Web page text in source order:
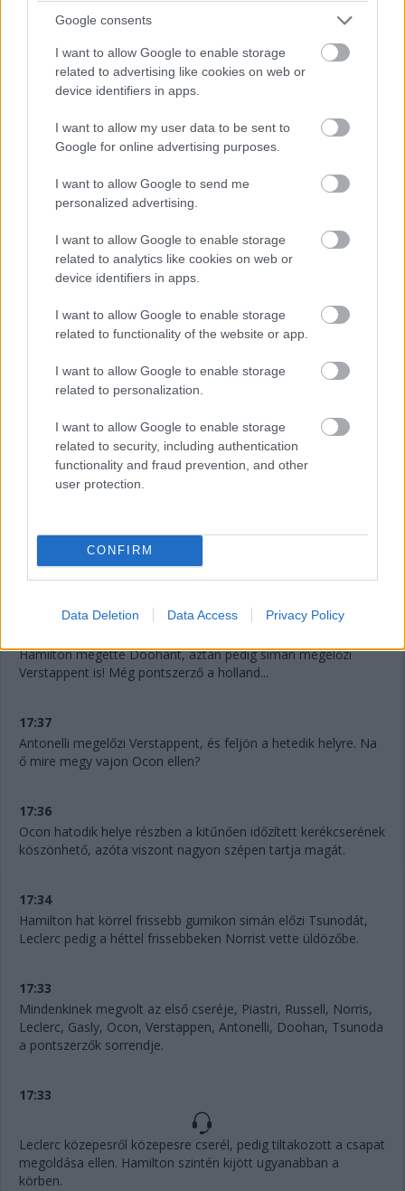
Google consents
I want to allow Google to enable storage
related to advertising like cookies on web or
device identifiers in apps.
I want to allow my user data to be sent to
Google for online advertising purposes.
I want to allow Google to send me
personalized advertising.
I want to allow Google to enable storage
related to analytics like cookies on web or
device identifiers in apps.
I want to allow Google to enable storage
related to functionality of the website or app.
I want to allow Google to enable storage
related to personalization.
I want to allow Google to enable storage
related to security, including authentication
functionality and fraud prevention, and other
user protection.
CONFIRM
Data Deletion Data Access Privacy Policy
mélyet fékezett, hogy onnan nem lehetett befejezni az
előzést.
Antonelli utolsó figyelmeztetést kap a pályahatárok miatt (a
nyakán közben Hamiltonnal).
Egy pillanatnyi állás 23 kör után:
Verstappent már Doohan is támadja! Micsoda élmény ez a
fiataloknak.
Hamilton megette Doohant, aztán pedig simán megelőzi
Verstappent is! Még pontszerző a holland...
17:37
Antonelli megelőzi Verstappent, és feljön a hetedik helyre. Na
ő mire megy vajon Ocon ellen?
17:36
Ocon hatodik helye részben a kitűnően időzített kerékcserének
köszönhető, azóta viszont nagyon szépen tartja magát.
17:34
Hamilton hat körrel frissebb gumikon simán előzi Tsunodát,
Leclerc pedig a héttel frissebbeken Norrist vette üldözőbe.
17:33
Mindenkinek megvolt az első cseréje, Piastri, Russell, Norris,
Leclerc, Gasly, Ocon, Verstappen, Antonelli, Doohan, Tsunoda
a pontszerzők sorrendje.
17:33
Leclerc közepesről közepesre cserél, pedig tiltakozott a csapat
megoldása ellen. Hamilton szintén kijött ugyanabban a
körben.